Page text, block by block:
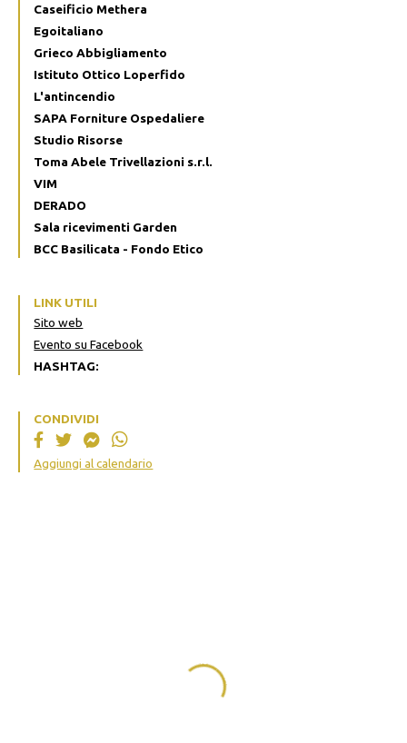
Caseificio Methera
Egoitaliano
Grieco Abbigliamento
Istituto Ottico Loperfido
L'antincendio
SAPA Forniture Ospedaliere
Studio Risorse
Toma Abele Trivellazioni s.r.l.
VIM
DERADO
Sala ricevimenti Garden
BCC Basilicata - Fondo Etico
LINK UTILI
Sito web
Evento su Facebook
HASHTAG:
CONDIVIDI
Aggiungi al calendario